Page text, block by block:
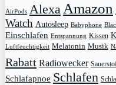
AirPods Alexa Amazon
Watch Autosleep Babyphone
Einschlafen Entspannung Kissen
Luftfeuchtigkeit Melatonin Musik
Rabatt Radiowecker
Schlafapnoe Schlafen